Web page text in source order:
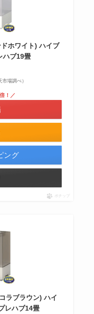
ホワイト) ハイブ
ハブ19畳
場調べ）
！／
ング
ポチップ
ラブラウン) ハイ
レハブ14畳